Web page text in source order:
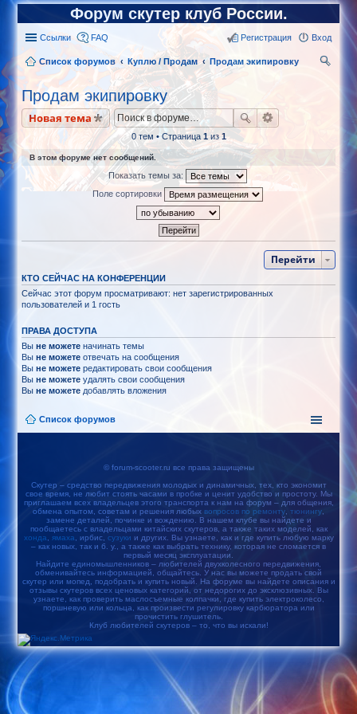
Форум скутер клуб России.
Ссылки FAQ Вход
Регистрация
Список форумов Куплю / Продам
Продам экипировку
Продам экипировку
Новая тема
0 тем • Страница 1из 1
В этом форуме нет сообщений.
Показать темы за:
Поле сортировки
Перейти
КТО СЕЙЧАС НА КОНФЕРЕНЦИИ
Сейчас этот форум просматривают: нет зарегистрированных
пользователей и 1 гость
ПРАВА ДОСТУПА
Выне можете начинать темы
Выне можете отвечать на сообщения
Выне можете редактировать свои сообщения
Выне можете удалять свои сообщения
Выне можете добавлять вложения
Список форумов
© forum-scooter.ru все права защищены
Скутер – средство передвижения молодых и динамичных, тех, кто экономит
свое время, не любит стоять часами в пробке и ценит удобство и простоту. Мы
приглашаем всех владельцев этого транспорта к нам на форум – для общения,
обмена опытом, советам и решения любых вопросов по ремонту тюнингу
замене деталей, починке и вождению. В нашем клубе вы найдете и
пообщаетесь с владельцами китайских скутеров, а также таких моделей, как
хонда
ямаха , ирбис, сузуки и других. Вы узнаете, как и где купить любую марку
– как новых, так и б. у., а также как выбрать технику, которая не сломается в
первый месяц эксплуатации.
Найдите единомышленников – любителей двухколесного передвижения,
обменивайтесь информацией, общайтесь. У нас вы можете продать свой
скутер или мопед, подобрать и купить новый. На форуме вы найдете описания и
отзывы скутеров всех ценовых категорий, от недорогих до эксклюзивных. Вы
узнаете, как проверить маслосъемные колпачки, где купить электроколесо,
поршневую или кольца, как произвести регулировку карбюратора или
прочистить глушитель.
Клуб любителей скутеров – то, что вы искали!